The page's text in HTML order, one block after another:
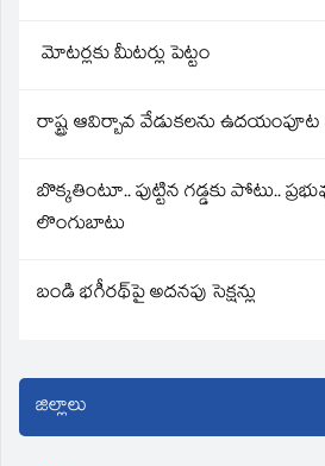
మోటర్లకు మీటర్లు పెట్టం
రాష్ట్ర ఆవిర్బావ వేడుకలను
బొక్కతింటూ.. పుట్టిన గడ్డకు పోటు..
లొంగుబాటు
బండి భగీరథ్‌పై అదనపు సెక్షన్లు